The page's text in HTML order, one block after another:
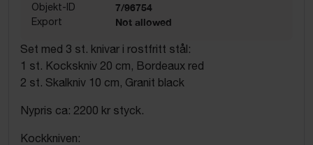
Objekt-ID 7/96754
Export Not allowed
Set med 3 st. knivar i rostfritt stål:
1 st. Kockskniv 20 cm, Bordeaux red
2 st. Skalkniv 10 cm, Granit black
Nypris ca: 2200 kr styck.
Kockkniven: